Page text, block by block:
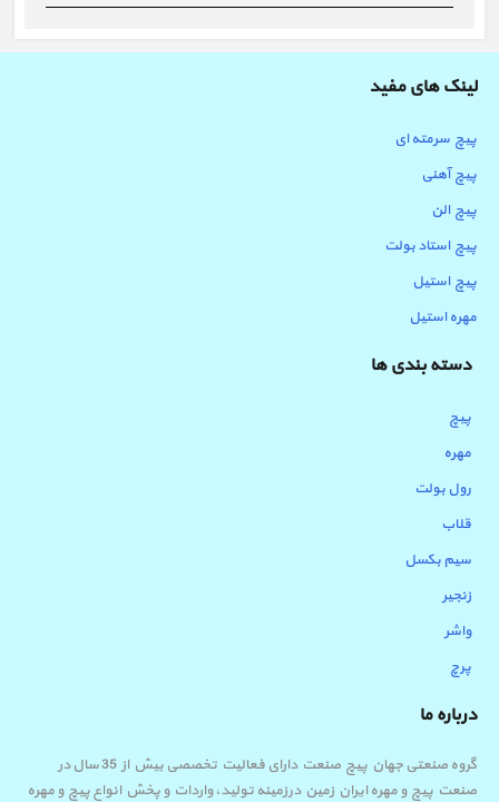
لینک های مفید
پیچ سرمته ای
پیچ آهنی
پیچ الن
پیچ استاد بولت
پیچ استیل
مهره استیل
دسته بندی ها
پیچ
مهره
رول بولت
قلاب
سیم بکسل
زنجیر
واشر
پرچ
درباره ما
گروه صنعتی جهان پیچ صنعت دارای فعالیت تخصصی بیش از 35 سال در
صنعت پیچ و مهره ایران زمین درزمینه تولید، واردات و پخش انواع پیچ و مهره